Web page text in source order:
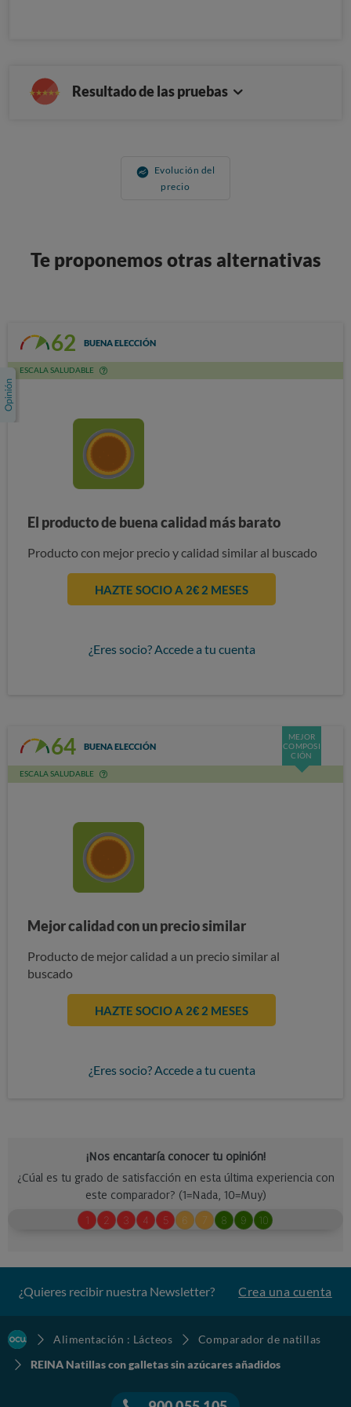
Resultado de las pruebas
Evolución del
precio
Te proponemos otras alternativas
62 BUENA ELECCIÓN
ESCALA SALUDABLE
El producto de buena calidad más barato
Producto con mejor precio y calidad similar al buscado
HAZTE SOCIO A 2€ 2 MESES
¿Eres socio? Accede a tu cuenta
64 BUENA ELECCIÓN
MEJOR
COMPOSI
CIÓN
ESCALA SALUDABLE
Mejor calidad con un precio similar
Producto de mejor calidad a un precio similar al
buscado
HAZTE SOCIO A 2€ 2 MESES
¿Eres socio? Accede a tu cuenta
¿Quieres recibir nuestra Newsletter? Crea una cuenta
Alimentación : Lácteos
Comparador de natillas
REINA Natillas con galletas sin azúcares añadidos